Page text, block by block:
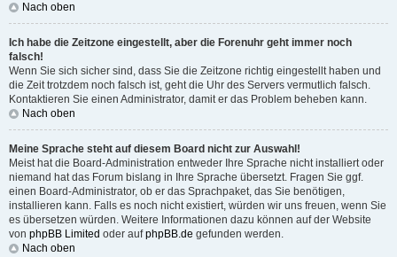
Nach oben
Ich habe die Zeitzone eingestellt, aber die Forenuhr geht immer noch
falsch!
Wenn Sie sich sicher sind, dass Sie die Zeitzone richtig eingestellt haben und
die Zeit trotzdem noch falsch ist, geht die Uhr des Servers vermutlich falsch.
Kontaktieren Sie einen Administrator, damit er das Problem beheben kann.
Nach oben
Meine Sprache steht auf diesem Board nicht zur Auswahl!
Meist hat die Board-Administration entweder Ihre Sprache nicht installiert oder
niemand hat das Forum bislang in Ihre Sprache übersetzt. Fragen Sie ggf.
einen Board-Administrator, ob er das Sprachpaket, das Sie benötigen,
installieren kann. Falls es noch nicht existiert, würden wir uns freuen, wenn Sie
es übersetzen würden. Weitere Informationen dazu können auf der Website
von phpBB Limited oder aufphpBB.de gefunden werden.
Nach oben